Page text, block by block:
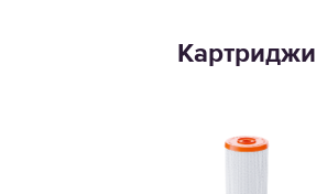
Картриджи